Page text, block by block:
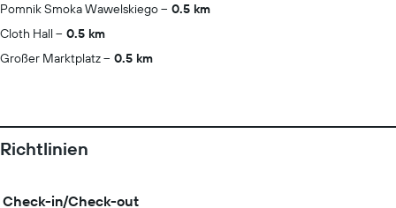
Pomnik Smoka Wawelskiego
0.5 km
Cloth Hall
0.5 km
Großer Marktplatz
0.5 km
Richtlinien
Check-in/Check-out